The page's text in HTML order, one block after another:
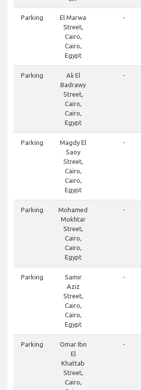
Parking
El Marwa
Street,
Cairo,
Cairo,
Egypt
-
Parking
Ali El
Badrawy
Street,
Cairo,
Cairo,
Egypt
-
Parking
Magdy El
Saoy
Street,
Cairo,
Cairo,
Egypt
-
Parking
Mohamed
Mokhtar
Street,
Cairo,
Cairo,
Egypt
-
Parking
Samir
Aziz
Street,
Cairo,
Cairo,
Egypt
-
Parking
Omar Ibn
El
Khattab
Street,
Cairo,
-